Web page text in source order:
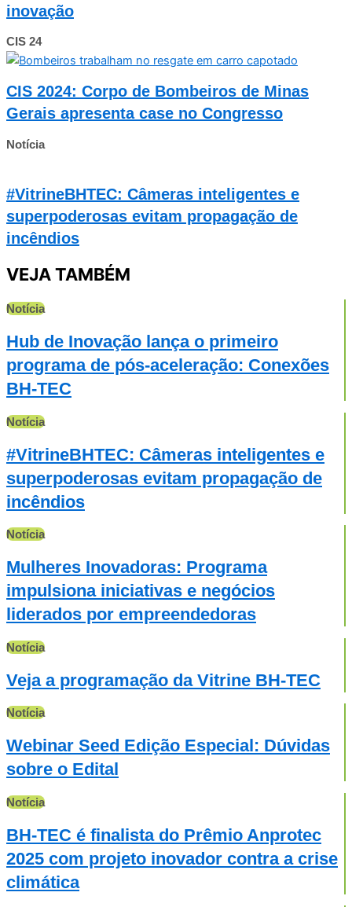
inovação
CIS 24
CIS 2024: Corpo de Bombeiros de Minas
Gerais apresenta case no Congresso
Notícia
#VitrineBHTEC: Câmeras inteligentes e
superpoderosas evitam propagação de
incêndios
VEJA TAMBÉM
Notícia
Hub de Inovação lança o primeiro
programa de pós-aceleração: Conexões
BH-TEC
Notícia
#VitrineBHTEC: Câmeras inteligentes e
superpoderosas evitam propagação de
incêndios
Notícia
Mulheres Inovadoras: Programa
impulsiona iniciativas e negócios
liderados por empreendedoras
Notícia
Veja a programação da Vitrine BH-TEC
Notícia
Webinar Seed Edição Especial: Dúvidas
sobre o Edital
Notícia
BH-TEC é finalista do Prêmio Anprotec
2025 com projeto inovador contra a crise
climática